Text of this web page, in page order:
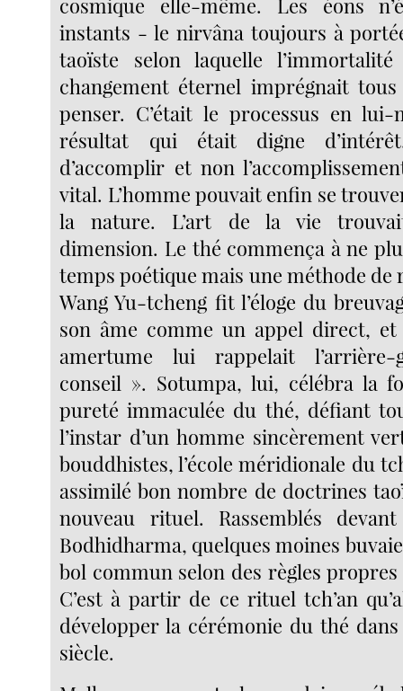
instants - le nirvâna toujours à
taoïste selon laquelle
changement éternel imprégnait
penser. C’était le processus en
résultat qui était digne
d’accomplir et non
vital. L’homme pouvait enfin se
la nature. L’art de la vie
dimension. Le thé commença à ne
temps poétique mais une méthode de
Wang Yu-tcheng fit l’éloge du
son âme comme un appel direct,
amertume lui rappelait
conseil ». Sotumpa, lui, célébra la
pureté immaculée du thé, défiant
l’instar d’un homme sincèrement
bouddhistes, l’école méridionale du
assimilé bon nombre de doctrines
nouveau rituel. Rassemblés
Bodhidharma, quelques moines
bol commun selon des règles
C’est à partir de ce rituel tch’an
développer la cérémonie du thé dans
siècle.